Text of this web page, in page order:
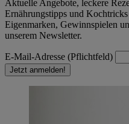
Aktuelle Angebote, leckere
Ernährungstipps und
Eigenmarken, Gewinnspielen
unserem Newsletter.
E-Mail-Adresse (Pflichtfeld)
Jetzt anmelden!